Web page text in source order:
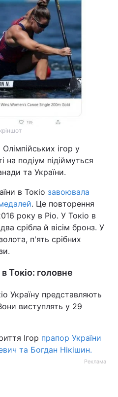
Олімпійських ігор у
на подіум підіймуться
та України.
в Токіо завоювала
. Це повторення
року в Ріо. У Токіо в
срібла й вісім бронз. У
п'ять срібних
Токіо: головне
Україну представляють
виступлять у 29
Ігор прапор України
та Богдан Нікішин.
Реклама